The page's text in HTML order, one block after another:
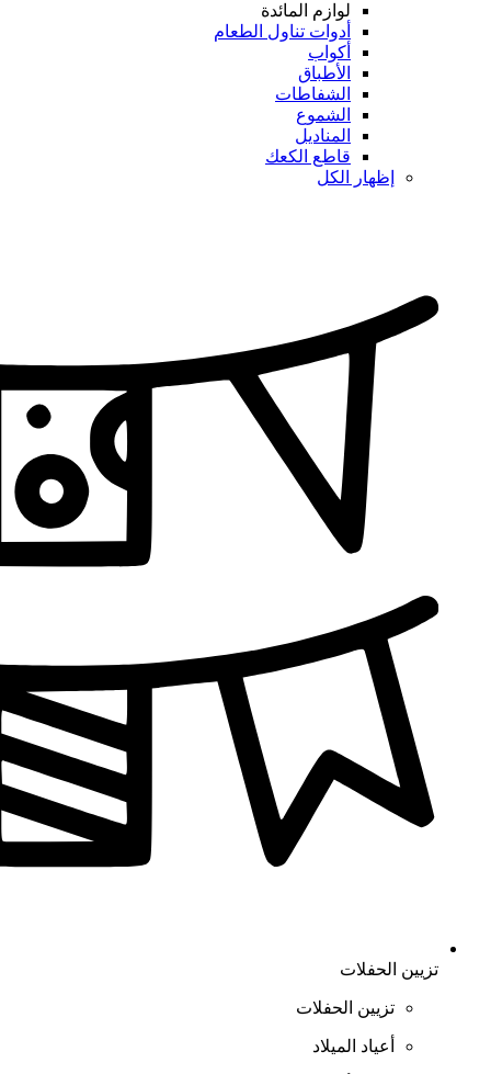
لوازم المائدة
أدوات تناول الطعام
أكواب
الأطباق
الشفاطات
الشموع
المناديل
قاطع الكعك
إظهار الكل
تزيين الحفلات
تزيين الحفلات
أعياد الميلاد